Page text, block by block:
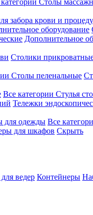
Столы
забора крови и
оборудование
Дополнительное
Столики
Столы пеленальные
Все категории Стулья
Тележки
одежды Все
для шкафов Скрыть
ведер Контейнеры